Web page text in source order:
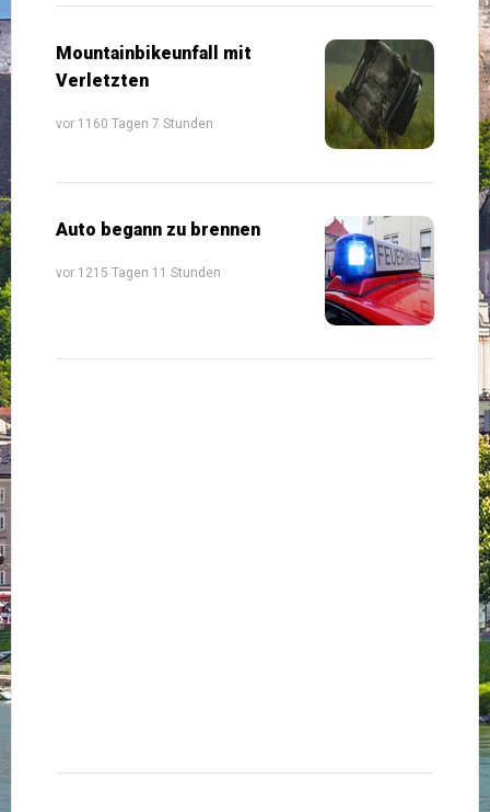
Mountainbikeunfall mit
Verletzten
vor 1160 Tagen 7 Stunden
Auto begann zu brennen
vor 1215 Tagen 11 Stunden